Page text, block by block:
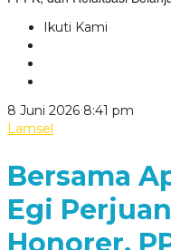
Ikuti Kami
8 Juni 2026 8:41 pm
Lamsel
Bersama
Egi
Honorer,